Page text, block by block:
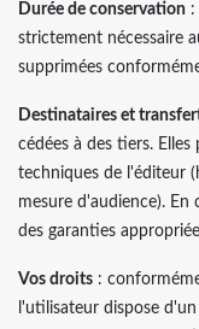
Durée de conservation :
strictement nécessaire
supprimées
Destinataires et
cédées à des tiers.
techniques de l'éditeur
mesure d'audience).
des garanties
Vos droits :
l'utilisateur dispose